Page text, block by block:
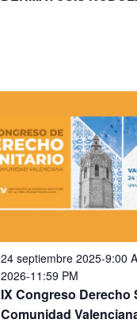
24 septiembre 2025-9:00
2026-11:59 PM
IX Congreso Derecho
Comunidad